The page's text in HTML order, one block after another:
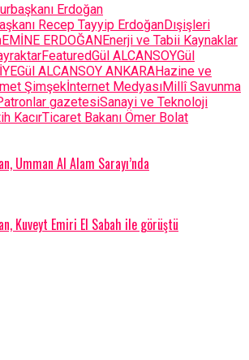
Erdoğan
Recep Tayyip ErdoğanDışişleri
EMİNE ERDOĞANEnerji ve Tabii Kaynaklar
FeaturedGül ALCANSOYGül
Gül ALCANSOY ANKARAHazine ve
Şimşekİnternet MedyasıMillî Savunma
gazetesiSanayi ve Teknoloji
KacırTicaret Bakanı Ömer Bolat
Umman Al Alam Sarayı’nda
Kuveyt Emiri El Sabah ile görüştü